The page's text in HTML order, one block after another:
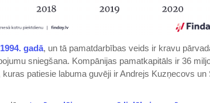
gadā, un tā pamatdarbības veids ir kravu
sniegšana. Kompānijas pamatkapitāls ir 36
patiesie labuma guvēji ir Andrejs Kuzņecovs un